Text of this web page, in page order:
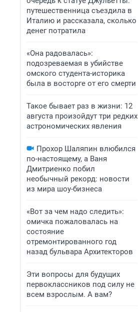
путешественница съездила в
Италию и рассказала, сколько
денег потратила
«Она радовалась»:
подозреваемая в убийстве
омского студента-историка
была в восторге от его смерти
Такое бывает раз в жизни: 12
августа произойдут три редких
астрономических явления
Прохор Шаляпин влюбился
по-настоящему, а Ваня
Дмитриенко побил
необычный рекорд: новости
из мира шоу-бизнеса
«Вот за чем надо следить»:
омичка пожаловалась на
состояние
отремонтированного год
назад бульвара Архитекторов
Эти вопросы для будущих
первоклассников под силу не
всем взрослым. А вам?